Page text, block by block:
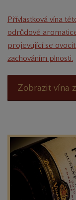
Přívlastková vína
odrůdové
projevující se
zachováním plnosti.
Zobrazit vína